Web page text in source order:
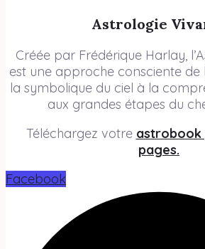
Astrologie
Créée par Frédérique Harlay,
est une approche consciente de
la symbolique du ciel à la
aux grandes étapes du
Téléchargez votre astrobook
pages.
Facebook